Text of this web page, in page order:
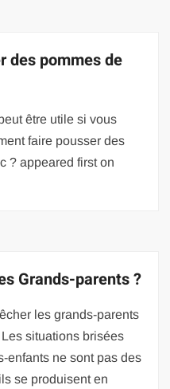
des pommes de
être utile si vous
faire pousser des
? appeared first on
Grands-parents ?
les grands-parents
situations brisées
enfants ne sont pas des
se produisent en